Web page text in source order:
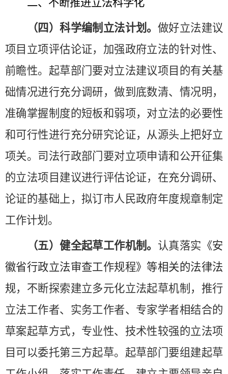
（四）科学编制立法计划。 做好立法建议
项目立项评估论证，加强政府立法的针对性、
前瞻性。起草部门要对立法建议项目的有关基
础情况进行充分调研，做到底数清、情况明，
准确掌握制度的短板和弱项，对立法的必要性
和可行性进行充分研究论证，从源头上把好立
项关。司法行政部门 要对立项申请和公开征集
的立法项目建议进行评估论证，在充分调研、
论证的基础上，拟订市人民政府年度规章制定
工作计划。
（五）健全起草工作机制。 认真落实 《安
徽省行政立法审查工作规程》 等相关的法律法
规，不断探索建立多元化立法起草机制，推行
立法工作者、实务工作者、专家学者相结合的
草案起草方式，专业性、技术性较强的立法项
目可以委托第三方起草。起草部门要组建起草